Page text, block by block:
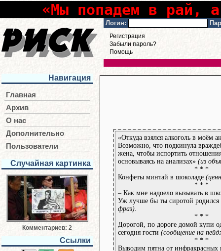
«Мы попадем в рай,
Логин:
Регистрация
Забыли пароль?
Помощь
Навигация
Главная
Архив
О нас
Дополнительно
Пользователи
Случайная картинка
Комментариев: 2
Ссылки
«Откуда взялся алкоголь в моём
Возможно, что подкинула
жена, чтобы испортить
основываясь на анализах» (из
* * *
Конфеты минтай в шоколаде
* * *
– Как мне надоело вызывать в
Уж лучше бы ты сиротой родился
фраз)
* * *
Дорогой, по дороге домой купи
сегодня гости (сообщение на
* * *
Выводим пятна от инфракрасных